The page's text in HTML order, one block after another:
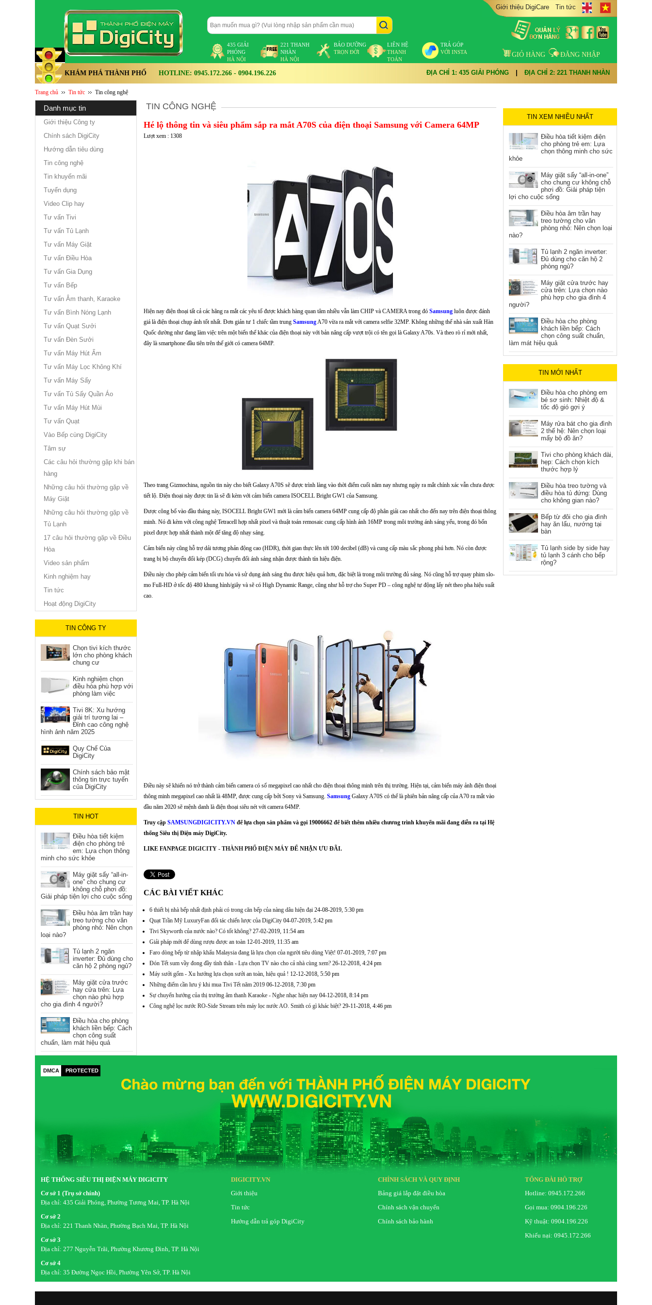
435 GIẢI
PHÓNG
HÀ NỘI
221 THANH
NHÀN
HÀ NỘI
BẢO DƯỠNG
TRỌN ĐỜI
LIÊN HỆ
THANH
TOÁN
TRẢ GÓP
VỚI INSTA
Giới thiệu DigiCare Tin tức
GIỎ HÀNG ĐĂNG NHẬP
KHÁM PHÁ THÀNH PHỐ HOTLINE: 0945.172.266 - 0904.196.226 ĐỊA CHỈ 1: 435 GIẢI PHÓNG ĐỊA CHỈ 2: 221 THANH NHÀN
Trang chủ Tin tức Tin công nghệ
danh mục tin
Giới thiệu Công ty
Chính sách DigiCity
Hướng dẫn tiêu dùng
Tin công nghệ
Tin khuyến mãi
Tuyển dụng
Video Clip hay
Tư vấn Tivi
Tư vấn Tủ Lạnh
Tư vấn Máy Giặt
Tư vấn Điều Hòa
Tư vấn Gia Dụng
Tư vấn Bếp
Tư vấn Âm thanh, Karaoke
Tư vấn Bình Nóng Lạnh
Tư vấn Quạt Sưởi
Tư vấn Đèn Sưởi
Tư vấn Máy Hút Ẩm
Tư vấn Máy Lọc Không Khí
Tư vấn Máy Sấy
Tư vấn Tủ Sấy Quần Áo
Tư vấn Máy Hút Mùi
Tư vấn Quạt
Vào Bếp cùng DigiCity
Tâm sự
Các câu hỏi thường gặp khi bán
hàng
Những câu hỏi thường gặp về
Máy Giặt
Những câu hỏi thường gặp về
Tủ Lạnh
17 câu hỏi thường gặp về Điều
Hòa
Video sản phẩm
Kinh nghiệm hay
Tin tức
Hoạt động DigiCity
TIN CÔNG TY
Chọn tivi kích thước
lớn cho phòng khách
chung cư
Kinh nghiệm chọn
điều hòa phù hợp với
phòng làm việc
Tivi 8K: Xu hướng
giải trí tương lai –
Đỉnh cao công nghệ
hình ảnh năm 2025
Quy Chế Của
DigiCity
Chính sách bảo mật
thông tin trực tuyến
của DigiCity
TIN HOT
Điều hòa tiết kiệm
điện cho phòng trẻ
em: Lựa chọn thông
minh cho sức khỏe
Máy giặt sấy “all-in-
one” cho chung cư
không chỗ phơi đồ:
Giải pháp tiện lợi cho cuộc sống
Điều hòa âm trần hay
treo tường cho văn
phòng nhỏ: Nên chọn
loại nào?
Tủ lạnh 2 ngăn
inverter: Đủ dùng cho
căn hộ 2 phòng ngủ?
Máy giặt cửa trước
hay cửa trên: Lựa
chọn nào phù hợp
cho gia đình 4 người?
Điều hòa cho phòng
khách liền bếp: Cách
chọn công suất
chuẩn, làm mát hiệu quả
TIN CÔNG NGHỆ
Hé lộ thông tin và siêu phẩm sắp ra mắt A70S của điện thoại Samsung với Camera 64MP
Lượt xem : 1308
Hiện nay điện thoại tất cả các hãng ra mắt các yêu tố được khách hàng quan tâm nhiều vẫn làm CHIP và CAMERA trong đó Samsung luôn được đánh
giá là điện thoại chụp ảnh tốt nhất. Đơn giản tư 1 chiếc tầm trung SamsungA70 vừa ra mắt với camera selfie 32MP. Không những thế nhà sản xuất Hàn
Quốc dường như đang làm việc trên một biến thể khác của điện thoại này với bản nâng cấp vượt trội có tên gọi là Galaxy A70s. Và theo rò rỉ mới nhất,
đây là smartphone đầu tiên trên thế giới có camera 64MP.
Theo trang Gizmochina, nguồn tin này cho biết Galaxy A70S sẽ được trình làng vào thời điểm cuối năm nay nhưng ngày ra mắt chính xác vẫn chưa được
tiết lộ. Điện thoại này được tin là sẽ đi kèm với cảm biến camera ISOCELL Bright GW1 của Samsung.
Được công bố vào đầu tháng này, ISOCELL Bright GW1 mới là cảm biến camera 64MP cung cấp độ phân giải cao nhất cho đến nay trên điện thoại thông
minh. Nó đi kèm với công nghệ Tetracell hợp nhất pixel và thuật toán remosaic cung cấp hình ảnh 16MP trong môi trường ánh sáng yếu, trong đó bốn
pixel được hợp nhất thành một để tăng độ nhạy sáng.
Cảm biến này cũng hỗ trợ dải tương phản động cao (HDR), thời gian thực lên tới 100 decibel (dB) và cung cấp màu sắc phong phú hơn. Nó còn được
trang bị bộ chuyển đổi kép (DCG) chuyển đổi ánh sáng nhận được thành tín hiệu điện.
Điều này cho phép cảm biến tối ưu hóa và sử dụng ánh sáng thu được hiệu quả hơn, đặc biệt là trong môi trường đủ sáng. Nó cũng hỗ trợ quay phim slo-
mo Full-HD ở tốc độ 480 khung hình/giây và sẽ có High Dynamic Range, cũng như hỗ trợ cho Super PD – công nghệ tự động lấy nét theo pha hiệu suất
cao.
Điều này sẽ khiến nó trở thành cảm biến camera có số megapixel cao nhất cho điện thoại thông minh trên thị trường. Hiện tại, cảm biến máy ảnh điện thoại
thông minh megapixel cao nhất là 48MP, được cung cấp bởi Sony và Samsung. Samsung Galaxy A70S có thể là phiên bản nâng cấp của A70 ra mắt vào
đầu năm 2020 sẽ mệnh danh là điện thoại siêu nét với camera 64MP.
Truy cập SAMSUNGDIGICITY.VN để lựa chọn sản phẩm và gọi 19006662 để biết thêm nhiều chương trình khuyến mãi đang diễn ra tại Hệ
thống Siêu thị Điện máy DigiCity.
LIKE FANPAGE DIGICITY - THÀNH PHỐ ĐIỆN MÁY ĐỂ NHẬN ƯU ĐÃI.
CÁC BÀI VIẾT KHÁC
6 thiết bị nhà bếp nhất định phải có trong căn bếp của nàng dâu hiện đại 24-08-2019, 5:30 pm
Quạt Trần Mỹ LuxuryFan đối tác chiến lược của DigiCity 04-07-2019, 5:42 pm
Tivi Skyworth của nước nào? Có tốt không? 27-02-2019, 11:54 am
Giải pháp mới để dùng rượu được an toàn 12-01-2019, 11:35 am
Faro dòng bếp từ nhập khẩu Malaysia đang là lựa chọn của người tiêu dùng Việt! 07-01-2019, 7:07 pm
Đón Tết sum vầy đong đầy tình thân - Lựa chọn TV nào cho cả nhà cùng xem? 26-12-2018, 4:24 pm
Máy sưởi gốm - Xu hướng lựa chọn sưởi an toàn, hiệu quả ! 12-12-2018, 5:50 pm
Những điểm cần lưu ý khi mua Tivi Tết năm 2019 06-12-2018, 7:30 pm
Sự chuyển hướng của thị trường âm thanh Karaoke - Nghe nhạc hiện nay 04-12-2018, 8:14 pm
Công nghệ lọc nước RO-Side Stream trên máy lọc nước AO. Smith có gì khác biệt? 29-11-2018, 4:46 pm
TIN XEM NHIỀU NHẤT
Điều hòa tiết kiệm điện
cho phòng trẻ em: Lựa
chọn thông minh cho sức
khỏe
Máy giặt sấy “all-in-one”
cho chung cư không chỗ
phơi đồ: Giải pháp tiện
lợi cho cuộc sống
Điều hòa âm trần hay
treo tường cho văn
phòng nhỏ: Nên chọn loại
nào?
Tủ lạnh 2 ngăn inverter:
Đủ dùng cho căn hộ 2
phòng ngủ?
Máy giặt cửa trước hay
cửa trên: Lựa chọn nào
phù hợp cho gia đình 4
người?
Điều hòa cho phòng
khách liền bếp: Cách
chọn công suất chuẩn,
làm mát hiệu quả
TIN MỚI NHẤT
Điều hòa cho phòng em
bé sơ sinh: Nhiệt độ &
tốc độ gió gợi ý
Máy rửa bát cho gia đình
2 thế hệ: Nên chọn loại
mấy bộ đồ ăn?
Tivi cho phòng khách dài,
hẹp: Cách chọn kích
thước hợp lý
Điều hòa treo tường và
điều hòa tủ đứng: Dùng
cho không gian nào?
Bếp từ đôi cho gia đình
hay ăn lẩu, nướng tại
bàn
Tủ lạnh side by side hay
tủ lạnh 3 cánh cho bếp
rộng?
DMCA PROTECTED
HỆ THỐNG SIÊU THỊ ĐIỆN MÁY DIGICITY
Cơ sở 1 (Trụ sở chính)
Địa chỉ: 435 Giải Phóng, Phường Tương Mai, TP. Hà Nội
Cơ sở 2
Địa chỉ: 221 Thanh Nhàn, Phường Bạch Mai, TP. Hà Nội
Cơ sở 3
Địa chỉ: 277 Nguyễn Trãi, Phường Khương Đình, TP. Hà Nội
Cơ sở 4
Địa chỉ: 35 Đường Ngọc Hồi, Phường Yên Sở, TP. Hà Nội
DIGICITY.VN
Giới thiệu
Tin tức
Hướng dẫn trả góp DigiCity
CHÍNH SÁCH VÀ QUY ĐỊNH
Bảng giá lắp đặt điều hòa
Chính sách vận chuyển
Chính sách bảo hành
TỔNG ĐÀI HỖ TRỢ
Hotline: 0945.172.266
Gọi mua: 0904.196.226
Kỹ thuật: 0904.196.226
Khiếu nại: 0945.172.266